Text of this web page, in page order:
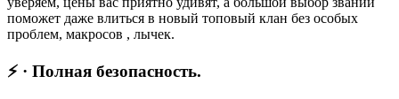
поможет даже влиться в новый топовый клан без особых
проблем, макросов , лычек.
⚡ · Полная безопасность.